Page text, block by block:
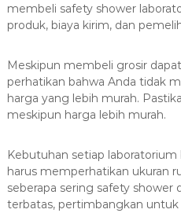
membeli safety shower
produk, biaya kirim, dan
Meskipun membeli grosir
perhatikan bahwa Anda tidak
harga yang lebih murah.
meskipun harga lebih murah.
Kebutuhan setiap
harus memperhatikan ukuran
seberapa sering safety shower
terbatas, pertimbangkan